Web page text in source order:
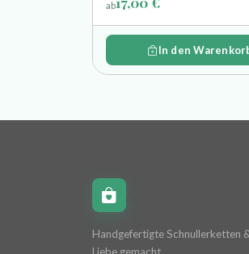
ab
In den
Handgefertigte Schnullerketten